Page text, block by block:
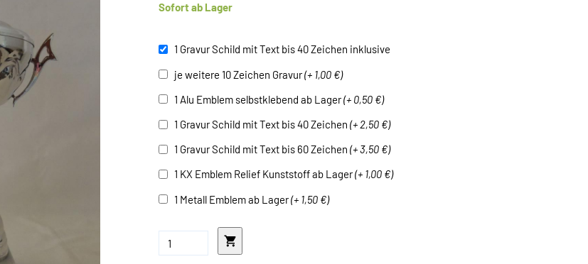
Sofort ab Lager
1 Gravur Schild mit Text bis 40 Zeichen inklusive
je weitere 10 Zeichen Gravur(+ 1,00 €)
1 Alu Emblem selbstklebend ab Lager(+ 0,50 €)
1 Gravur Schild mit Text bis 40 Zeichen (+ 2,50 €)
1 Gravur Schild mit Text bis 60 Zeichen (+ 3,50 €)
1 KX Emblem Relief Kunststoff ab Lager(+ 1,00 €)
1 Metall Emblem ab Lager(+ 1,50 €)